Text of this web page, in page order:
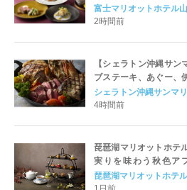
Yamanashi– Harvest &
富士マリオットホテル
2時間前
【シェラトン沖縄サ
ブステーキ、あぐー、
楽しむ豪快なディナー
シェラトン沖縄サンマ
4時間前
琵琶湖マリオットホテ
実りを味わう秋色ア
Afternoon Tea -秋色に
琵琶湖マリオットホテル